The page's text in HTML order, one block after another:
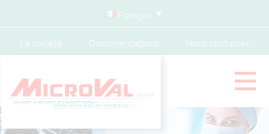
Français
La société Documentations Nous contacter